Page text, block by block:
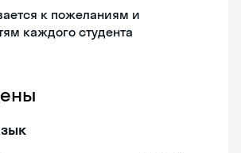
к пожеланиям и
каждого студента